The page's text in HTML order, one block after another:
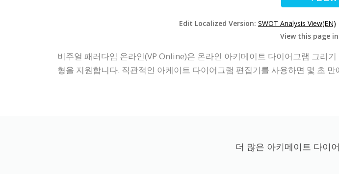
Edit Localized Version: SWOT Analysis View(EN)
View this page
비주얼 패러다임 온라인(VP Online)은 온라인 아키메이트 다이어그램 그리
형을 지원합니다. 직관적인 아케이트 다이어그램 편집기를 사용하면 몇 초
더 많은 아키메이트 다이